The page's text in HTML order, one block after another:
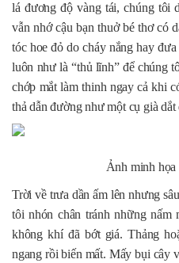
lá đương độ vàng tái, chúng tôi
vẫn nhớ cậu bạn thuở bé thơ có
tóc hoe đỏ do cháy nắng hay
luôn như là “thủ lĩnh” để chúng
chớp mắt làm thinh ngay cả khi
thả dẫn đường như một cụ già
Ảnh minh họa
Trời về trưa dần ấm lên nhưng
tôi nhón chân tránh những nấm
không khí đã bớt giá. Thảng
ngang rồi biến mất. Mấy bụi cây